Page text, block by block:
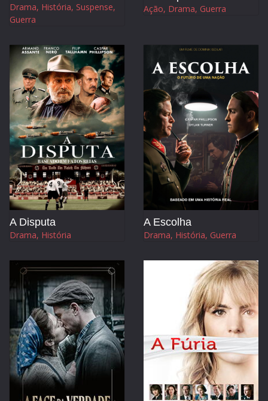
Drama, História, Suspense,
Guerra
Ação, Drama, Guerra
A Disputa
Drama, História
A Escolha
Drama, História, Guerra